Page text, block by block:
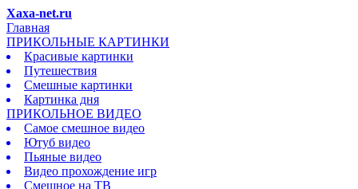
Xaxa-net.ru
Главная
ПРИКОЛЬНЫЕ КАРТИНКИ
Красивые картинки
Путешествия
Смешные картинки
Картинка дня
ПРИКОЛЬНОЕ ВИДЕО
Самое смешное видео
Ютуб видео
Пьяные видео
Видео прохождение игр
Смешное на ТВ